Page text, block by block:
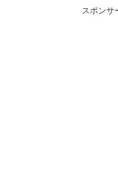
スポンサ